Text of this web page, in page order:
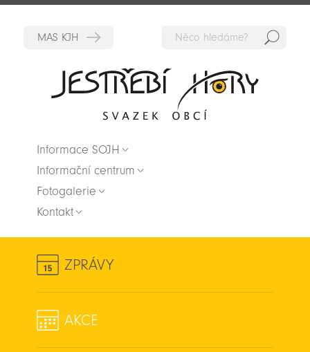
Informace SOJH
Informační centrum
Fotogalerie
Kontakt
ZPRÁVY
AKCE